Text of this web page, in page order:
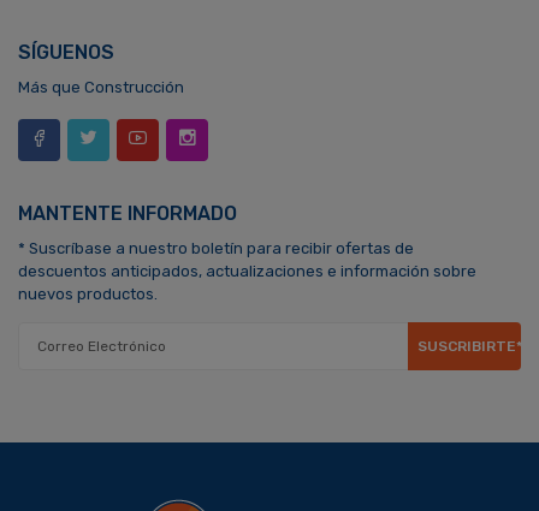
SÍGUENOS
Más que Construcción
MANTENTE INFORMADO
* Suscríbase a nuestro boletín para recibir ofertas de
descuentos anticipados, actualizaciones e información sobre
nuevos productos.
SUSCRIBIRTE*